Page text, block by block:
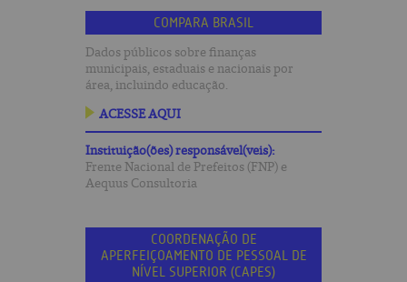
COMPARA BRASIL
Dados públicos sobre finanças
municipais, estaduais e nacionais por
área, incluindo educação.
ACESSE AQUI
Instituição(ões) responsável(veis):
Frente Nacional de Prefeitos (FNP) e
Aequus Consultoria
COORDENAÇÃO DE
APERFEIÇOAMENTO DE PESSOAL DE
NÍVEL SUPERIOR (CAPES)